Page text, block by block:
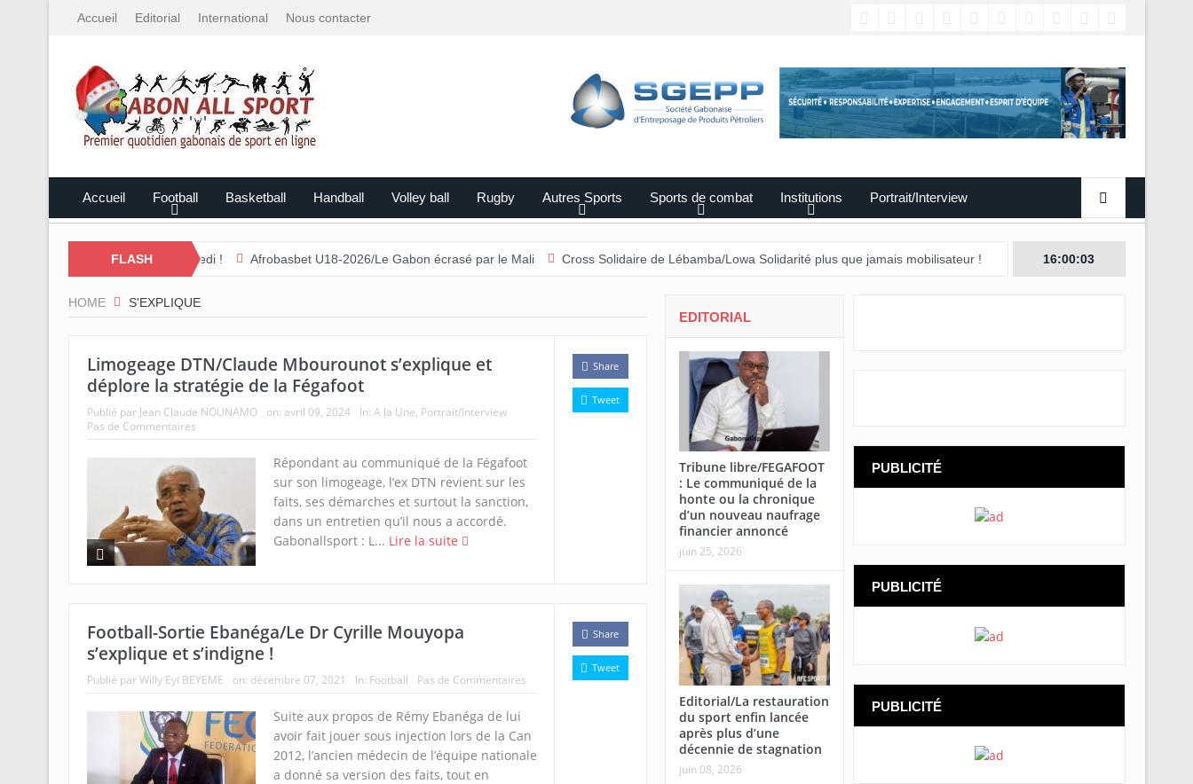
Accueil Editorial International Nous contacter
Accueil Football Basketball Handball Volley ball Rugby Autres Sports Sports de combat Institutions Portrait/Interview
FLASH
Nation débute ce samedi ! Afrobasbet U18-2026/Le Gabon écrasé par le Mali Cross Solidaire de Lébamba/Lowa Solidarité plus que jamais mobilisateur ! 16:00:04
HOME S'EXPLIQUE
Limogeage DTN/Claude Mbourounot s’explique et
déplore la stratégie de la Fégafoot
Publié par Jean Claude NOUNAMO on: avril 09, 2024 In: A la Une, Portrait/Interview
Pas de Commentaires
Répondant au communiqué de la Fégafoot
sur son limogeage, l’ex DTN revient sur les
faits, ses démarches et surtout la sanction,
dans un entretien qu’il nous a accordé.
Gabonallsport : L... Lire la suite
Share
Tweet
Football-Sortie Ebanéga/Le Dr Cyrille Mouyopa
s’explique et s’indigne !
Publié parWilly Eyi BEYEME on: décembre 07, 2021 In: Football Pas de Commentaires
Suite aux propos de Rémy Ebanéga de lui
avoir fait jouer sous injection lors de la Can
2012, l’ancien médecin de l’équipe nationale
a donné sa version des faits, tout en
Share
Tweet
EDITORIAL
Tribune libre/FEGAFOOT
: Le communiqué de la
honte ou la chronique
d’un nouveau naufrage
financier annoncé
juin 25, 2026
Editorial/La restauration
du sport enfin lancée
après plus d’une
décennie de stagnation
juin 08, 2026
PUBLICITÉ
PUBLICITÉ
PUBLICITÉ